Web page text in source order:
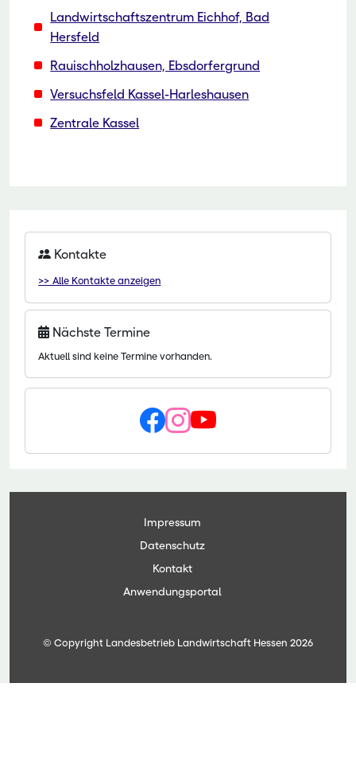
Landwirtschaftszentrum Eichhof, Bad
Hersfeld
Rauischholzhausen, Ebsdorfergrund
Versuchsfeld Kassel-Harleshausen
Zentrale Kassel
Kontakte
>> Alle Kontakte anzeigen
Nächste Termine
Aktuell sind keine Termine vorhanden.
Impressum
Datenschutz
Kontakt
Anwendungsportal
© Copyright Landesbetrieb Landwirtschaft Hessen 2026